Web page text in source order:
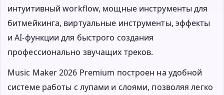
интуитивный workflow, мощные инструменты для
битмейкинга, виртуальные инструменты, эффекты
и AI-функции для быстрого создания
профессионально звучащих треков.
Music Maker 2026 Premium построен на удобной
системе работы с лупами и слоями, позволяя легко